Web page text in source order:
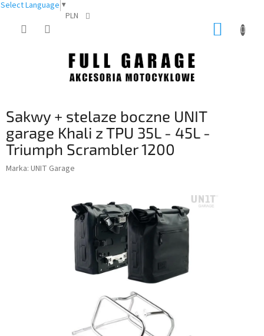
Select Language ▼
PLN
Sakwy + stelaze boczne UNIT
garage Khali z TPU 35L - 45L -
Triumph Scrambler 1200
Marka: UNIT Garage